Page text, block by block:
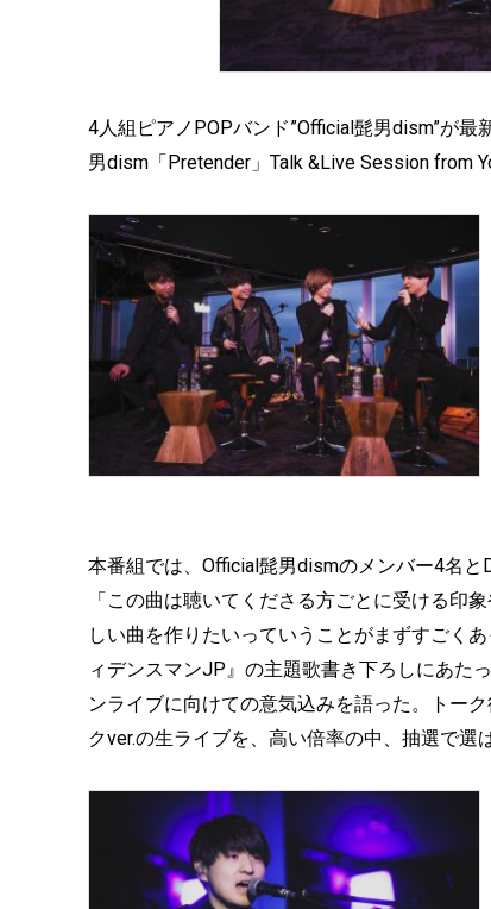
4人組ピアノPOPバンド”Official髭男dism”が
男dism「Pretender」Talk &Live Session from
本番組では、Official髭男dismのメンバー4名
「この曲は聴いてくださる方ごとに受ける印
しい曲を作りたいっていうことがまずすごく
ィデンスマンJP』の主題歌書き下ろしにあた
ンライブに向けての意気込みを語った。トー
クver.の生ライブを、高い倍率の中、抽選で選